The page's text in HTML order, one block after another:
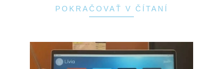
POKRAČOVAŤ V ČÍTANÍ